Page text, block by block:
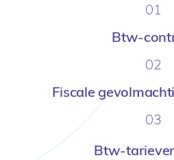
01
Btw-
02
Fiscale
03
Btw-